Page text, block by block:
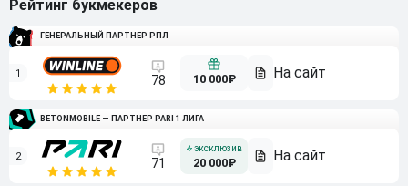
Рейтинг букмекеров
ГЕНЕРАЛЬНЫЙ ПАРТНЕР РПЛ
1 78 10 000₽
BETONMOBILE — ПАРТНЕР PARI 1 ЛИГА
2 71 20 000₽